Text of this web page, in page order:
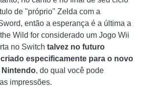
de "próprio" Zelda com a
então a esperança é a última a
Wild for considerado um Jogo Wii
no Switch talvez no futuro
especificamente para o novo
, do qual você pode
impressões.